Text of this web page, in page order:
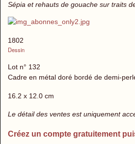
Sépia et rehauts de gouache sur traits
1802
Dessin
Lot n° 132
Cadre en métal doré bordé de demi-
16.2 x 12.0 cm
Le détail des ventes est uniquement
Créez un compte gratuitement